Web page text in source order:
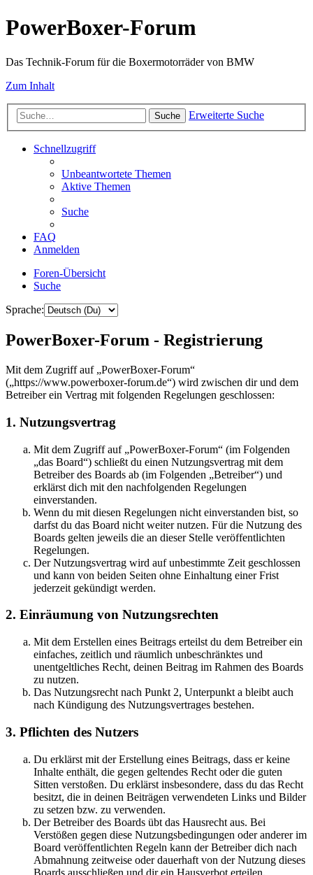
PowerBoxer-Forum
Das Technik-Forum für die Boxermotorräder von BMW
Zum Inhalt
Suche Erweiterte Suche
Schnellzugriff
Unbeantwortete Themen
Aktive Themen
Suche
FAQ
Anmelden
Foren-Übersicht
Suche
Sprache:
PowerBoxer-Forum - Registrierung
Mit dem Zugriff auf „PowerBoxer-Forum“
(„https://www.powerboxer-forum.de“) wird zwischen dir und dem
Betreiber ein Vertrag mit folgenden Regelungen geschlossen:
1. Nutzungsvertrag
Mit dem Zugriff auf „PowerBoxer-Forum“ (im Folgenden
„das Board“) schließt du einen Nutzungsvertrag mit dem
Betreiber des Boards ab (im Folgenden „Betreiber“) und
erklärst dich mit den nachfolgenden Regelungen
einverstanden.
Wenn du mit diesen Regelungen nicht einverstanden bist, so
darfst du das Board nicht weiter nutzen. Für die Nutzung des
Boards gelten jeweils die an dieser Stelle veröffentlichten
Regelungen.
Der Nutzungsvertrag wird auf unbestimmte Zeit geschlossen
und kann von beiden Seiten ohne Einhaltung einer Frist
jederzeit gekündigt werden.
2. Einräumung von Nutzungsrechten
Mit dem Erstellen eines Beitrags erteilst du dem Betreiber ein
einfaches, zeitlich und räumlich unbeschränktes und
unentgeltliches Recht, deinen Beitrag im Rahmen des Boards
zu nutzen.
Das Nutzungsrecht nach Punkt 2, Unterpunkt a bleibt auch
nach Kündigung des Nutzungsvertrages bestehen.
3. Pflichten des Nutzers
Du erklärst mit der Erstellung eines Beitrags, dass er keine
Inhalte enthält, die gegen geltendes Recht oder die guten
Sitten verstoßen. Du erklärst insbesondere, dass du das Recht
besitzt, die in deinen Beiträgen verwendeten Links und Bilder
zu setzen bzw. zu verwenden.
Der Betreiber des Boards übt das Hausrecht aus. Bei
Verstößen gegen diese Nutzungsbedingungen oder anderer im
Board veröffentlichten Regeln kann der Betreiber dich nach
Abmahnung zeitweise oder dauerhaft von der Nutzung dieses
Boards ausschließen und dir ein Hausverbot erteilen.